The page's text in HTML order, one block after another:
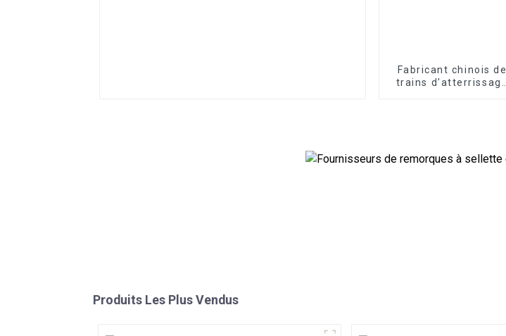
Fabricant chinois de
trains d'atterrissage
Produits Les Plus Vendus